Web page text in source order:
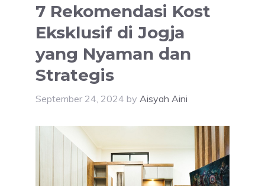
7 Rekomendasi Kost
Eksklusif di Jogja
yang Nyaman dan
Strategis
September 24, 2024 by Aisyah Aini